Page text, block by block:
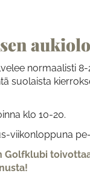
normaalisti
suolaista
klo 10-20.
viikonloppuna
Golfklubi